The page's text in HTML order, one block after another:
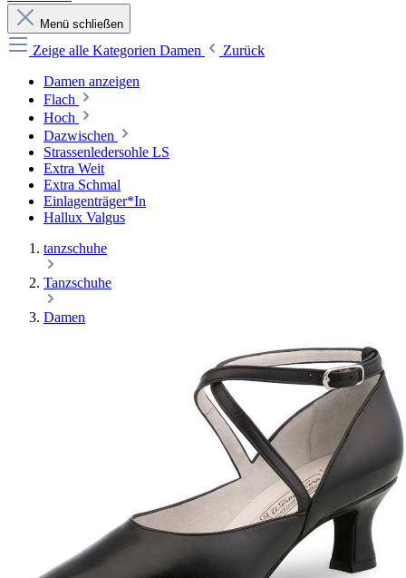
Menü schließen
Zeige alle Kategorien Damen
Zurück
Damen anzeigen
Flach
Hoch
Dazwischen
Strassenledersohle LS
Extra Weit
Extra Schmal
Einlagenträger*In
Hallux Valgus
tanzschuhe
Tanzschuhe
Damen